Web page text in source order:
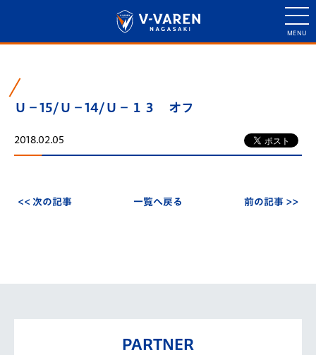
Ｕ－15/Ｕ－14/Ｕ－１３ オフ
2018.02.05
<< 次の記事 一覧へ戻る 前の記事 >>
PARTNER